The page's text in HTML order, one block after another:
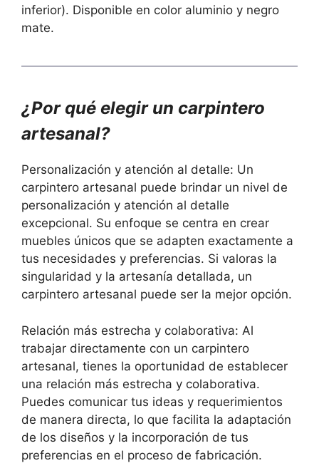
inferior). Disponible en color aluminio y negro
mate.
¿Por qué elegir un carpintero
artesanal?
Personalización y atención al detalle: Un
carpintero artesanal puede brindar un nivel de
personalización y atención al detalle
excepcional. Su enfoque se centra en crear
muebles únicos que se adapten exactamente a
tus necesidades y preferencias. Si valoras la
singularidad y la artesanía detallada, un
carpintero artesanal puede ser la mejor opción.
Relación más estrecha y colaborativa: Al
trabajar directamente con un carpintero
artesanal, tienes la oportunidad de establecer
una relación más estrecha y colaborativa.
Puedes comunicar tus ideas y requerimientos
de manera directa, lo que facilita la adaptación
de los diseños y la incorporación de tus
preferencias en el proceso de fabricación.